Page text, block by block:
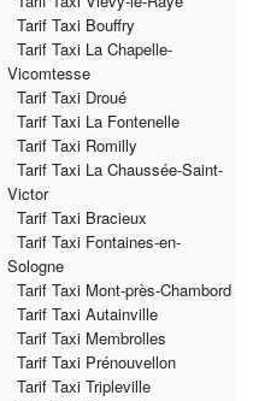
Tarif Taxi Bouffry
Tarif Taxi La Chapelle-
Vicomtesse
Tarif Taxi Droué
Tarif Taxi La Fontenelle
Tarif Taxi Romilly
Tarif Taxi La Chaussée-Saint-
Victor
Tarif Taxi Bracieux
Tarif Taxi Fontaines-en-
Sologne
Tarif Taxi Mont-près-Chambord
Tarif Taxi Autainville
Tarif Taxi Membrolles
Tarif Taxi Prénouvellon
Tarif Taxi Tripleville